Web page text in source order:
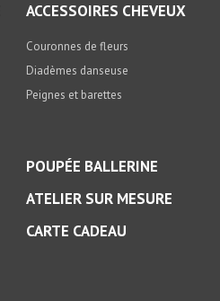
ACCESSOIRES CHEVEUX
Couronnes de fleurs
Diadèmes danseuse
Peignes et barettes
POUPÉE BALLERINE
ATELIER SUR MESURE
CARTE CADEAU